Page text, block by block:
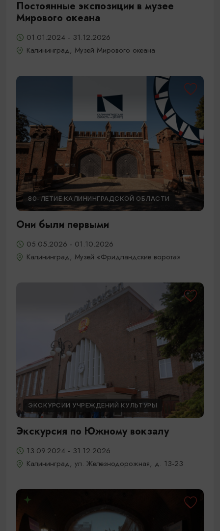
Постоянные экспозиции в музее
Мирового океана
01.01.2024 - 31.12.2026
Калининград, Музей Мирового океана
80-ЛЕТИЕ КАЛИНИНГРАДСКОЙ ОБЛАСТИ
Они были первыми
05.05.2026 - 01.10.2026
Калининград, Музей «Фридландские ворота»
ЭКСКУРСИИ УЧРЕЖДЕНИЙ КУЛЬТУРЫ
Экскурсия по Южному вокзалу
13.09.2024 - 31.12.2026
Калининград, ул. Железнодорожная, д. 13-23